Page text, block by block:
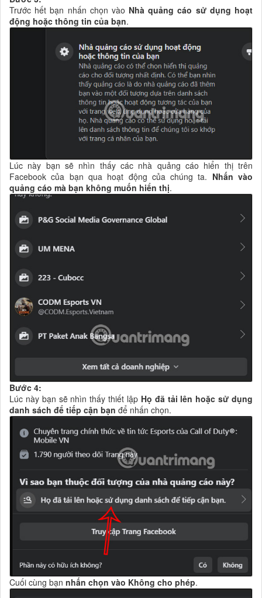
Trước hết bạn nhấn chọn vào Nhà quảng cáo sử dụng hoạt
động hoặc thông tin của bạn.
Lúc này bạn sẽ nhìn thấy các nhà quảng cáo hiển thị trên
Facebook của bạn qua hoạt động của chúng ta. Nhấn vào
quảng cáo mà bạn không muốn hiển thị.
Bước 4:
Lúc này bạn sẽ nhìn thấy thiết lập Họ đã tải lên hoặc sử dụng
danh sách để tiếp cận bạn để nhấn chọn.
Cuối cùng bạn nhấn chọn vào Không cho phép.